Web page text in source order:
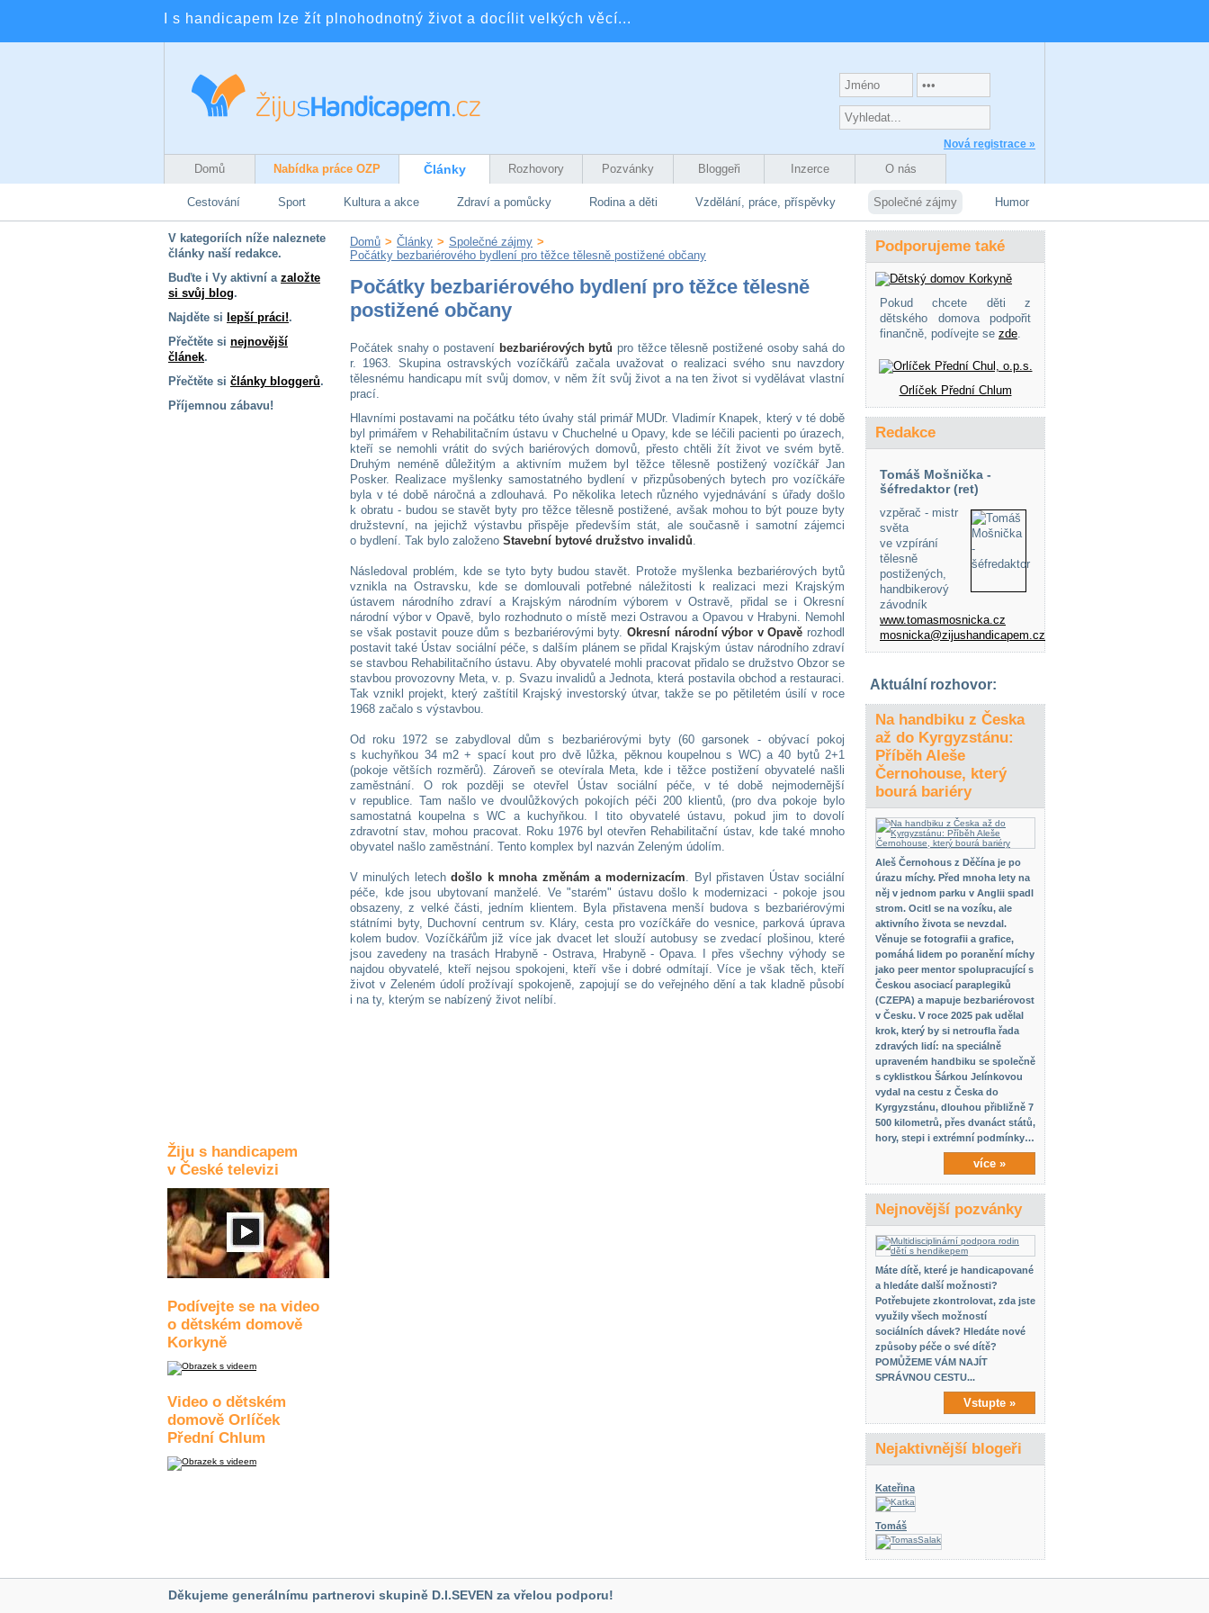
I s handicapem lze žít plnohodnotný život a docílit velkých věcí...
Nová registrace »
Domů Nabídka práce OZP Články Rozhovory Pozvánky Bloggeři Inzerce O nás
Cestování Sport Kultura a akce Zdraví a pomůcky Rodina a děti Vzdělání, práce, příspěvky Společné zájmy Humor
V kategoriích níže naleznete
články naší redakce.
Buďte i Vy aktivní a založte
si svůj blog.
Najděte si lepší práci!.
Přečtěte si nejnovější
článek.
Přečtěte si články bloggerů.
Příjemnou zábavu!
Žiju s handicapem
v České televizi
Podívejte se na video
o dětském domově
Korkyně
Video o dětském
domově Orlíček
Přední Chlum
Domů > Články > Společné zájmy >
Počátky bezbariérového bydlení pro těžce tělesně postižené občany
Počátky bezbariérového bydlení pro těžce tělesně
postižené občany
Počátek snahy o postavení bezbariérových bytů pro těžce tělesně postižené osoby sahá do
r. 1963. Skupina ostravských vozíčkářů začala uvažovat o realizaci svého snu navzdory
tělesnému handicapu mít svůj domov, v něm žít svůj život a na ten život si vydělávat vlastní
prací.
Hlavními postavami na počátku této úvahy stál primář MUDr. Vladimír Knapek, který v té době
byl primářem v Rehabilitačním ústavu v Chuchelné u Opavy, kde se léčili pacienti po úrazech,
kteří se nemohli vrátit do svých bariérových domovů, přesto chtěli žít život ve svém bytě.
Druhým neméně důležitým a aktivním mužem byl těžce tělesně postižený vozíčkář Jan
Posker. Realizace myšlenky samostatného bydlení v přizpůsobených bytech pro vozíčkáře
byla v té době náročná a zdlouhavá. Po několika letech různého vyjednávání s úřady došlo
k obratu - budou se stavět byty pro těžce tělesně postižené, avšak mohou to být pouze byty
družstevní, na jejichž výstavbu přispěje především stát, ale současně i samotní zájemci
o bydlení. Tak bylo založeno Stavební bytové družstvo invalidů.
Následoval problém, kde se tyto byty budou stavět. Protože myšlenka bezbariérových bytů
vznikla na Ostravsku, kde se domlouvali potřebné náležitosti k realizaci mezi Krajským
ústavem národního zdraví a Krajským národním výborem v Ostravě, přidal se i Okresní
národní výbor v Opavě, bylo rozhodnuto o místě mezi Ostravou a Opavou v Hrabyni. Nemohl
se však postavit pouze dům s bezbariérovými byty. Okresní národní výbor v Opavě rozhodl
postavit také Ústav sociální péče, s dalším plánem se přidal Krajským ústav národního zdraví
se stavbou Rehabilitačního ústavu. Aby obyvatelé mohli pracovat přidalo se družstvo Obzor se
stavbou provozovny Meta, v. p. Svazu invalidů a Jednota, která postavila obchod a restauraci.
Tak vznikl projekt, který zaštítil Krajský investorský útvar, takže se po pětiletém úsilí v roce
1968 začalo s výstavbou.
Od roku 1972 se zabydloval dům s bezbariérovými byty (60 garsonek - obývací pokoj
s kuchyňkou 34 m2 + spací kout pro dvě lůžka, pěknou koupelnou s WC) a 40 bytů 2+1
(pokoje větších rozměrů). Zároveň se otevírala Meta, kde i těžce postižení obyvatelé našli
zaměstnání. O rok později se otevřel Ústav sociální péče, v té době nejmodernější
v republice. Tam našlo ve dvoulůžkových pokojích péči 200 klientů, (pro dva pokoje bylo
samostatná koupelna s WC a kuchyňkou. I tito obyvatelé ústavu, pokud jim to dovolí
zdravotní stav, mohou pracovat. Roku 1976 byl otevřen Rehabilitační ústav, kde také mnoho
obyvatel našlo zaměstnání. Tento komplex byl nazván Zeleným údolím.
V minulých letechdošlo k mnoha změnám a modernizacím. Byl přistaven Ústav sociální
péče, kde jsou ubytovaní manželé. Ve "starém" ústavu došlo k modernizaci - pokoje jsou
obsazeny, z velké části, jedním klientem. Byla přistavena menší budova s bezbariérovými
státními byty, Duchovní centrum sv. Kláry, cesta pro vozíčkáře do vesnice, parková úprava
kolem budov. Vozíčkářům již více jak dvacet let slouží autobusy se zvedací plošinou, které
jsou zavedeny na trasách Hrabyně - Ostrava, Hrabyně - Opava. I přes všechny výhody se
najdou obyvatelé, kteří nejsou spokojeni, kteří vše i dobré odmítají. Více je však těch, kteří
život v Zeleném údolí prožívají spokojeně, zapojují se do veřejného dění a tak kladně působí
i na ty, kterým se nabízený život nelíbí.
Podporujeme také
Pokud chcete děti z
dětského domova podpořit
finančně, podívejte se zde.
Orlíček Přední Chlum
Redakce
Tomáš Mošnička -
šéfredaktor (ret)
vzpěrač - mistr
světa
ve vzpírání
tělesně
postižených,
handbikerový
závodník
www.tomasmosnicka.cz
mosnicka@zijushandicapem.cz
Aktuální rozhovor:
Na handbiku z Česka
až do Kyrgyzstánu:
Příběh Aleše
Černohouse, který
bourá bariéry
Aleš Černohous z Děčína je po
úrazu míchy. Před mnoha lety na
něj v jednom parku v Anglii spadl
strom. Ocitl se na vozíku, ale
aktivního života se nevzdal.
Věnuje se fotografii a grafice,
pomáhá lidem po poranění míchy
jako peer mentor spolupracující s
Českou asociací paraplegiků
(CZEPA) a mapuje bezbariérovost
v Česku. V roce 2025 pak udělal
krok, který by si netroufla řada
zdravých lidí: na speciálně
upraveném handbiku se společně
s cyklistkou Šárkou Jelínkovou
vydal na cestu z Česka do
Kyrgyzstánu, dlouhou přibližně 7
500 kilometrů, přes dvanáct států,
hory, stepi i extrémní podmínky…
více »
Nejnovější pozvánky
Máte dítě, které je handicapované
a hledáte další možnosti?
Potřebujete zkontrolovat, zda jste
využily všech možností
sociálních dávek? Hledáte nové
způsoby péče o své dítě?
POMŮŽEME VÁM NAJÍT
SPRÁVNOU CESTU...
Vstupte »
Nejaktivnější blogeři
Kateřina
Tomáš
Děkujeme generálnímu partnerovi skupině D.I.SEVEN za vřelou podporu!